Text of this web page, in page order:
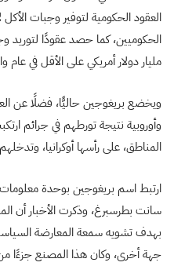
العقود الحكومية لتوفير وجبات
الحكوميين، كما حصد عقودًا لتوريد
مليار دولار أمريكي على الأقل في عام
ويخضع بريغوجين حاليًّا، فضلًا عن
وأوروبية نتيجة تورطهم في جرائم
المناطق، على رأسها أوكرانيا، وتدخلهم
ارتبط اسم بريغوجين بوحدة
سانت بطرسبرغ، وذكرت الأخبار أن
بهدف تشويه سمعة المعارضة
جهة أخرى، وكان هذا المصنع جزءًا